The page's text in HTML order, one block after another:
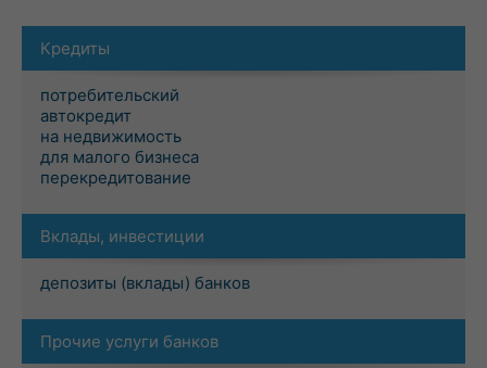
Кредиты
потребительский
автокредит
на недвижимость
для малого бизнеса
перекредитование
Вклады, инвестиции
депозиты (вклады) банков
Прочие услуги банков